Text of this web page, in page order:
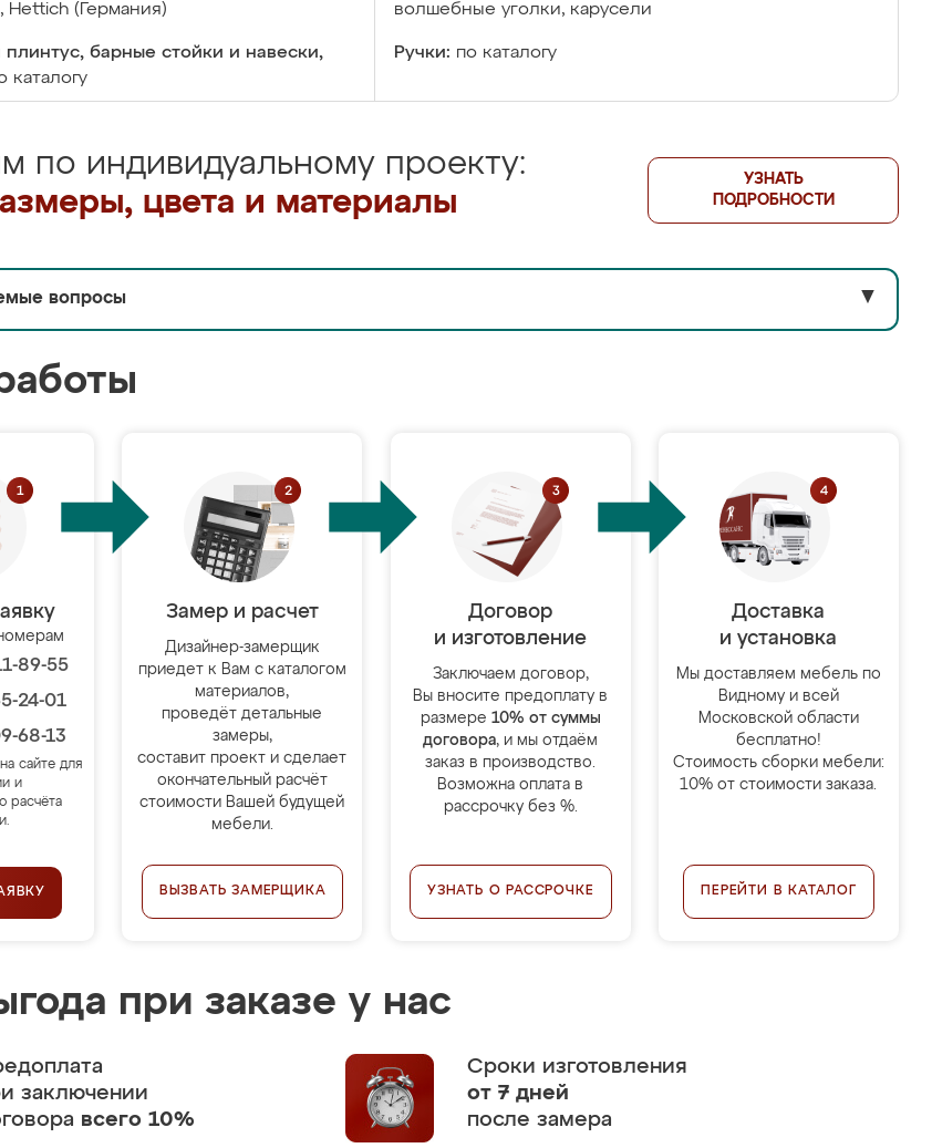
Hettich (Германия)
волшебные уголки, карусели
барные стойки и навески,
каталогу
Ручки: по каталогу
по индивидуальному проекту:
цвета и материалы
УЗНАТЬ
ПОДРОБНОСТИ
вопросы ▼
89-55
24-01
68-13
сайте для
и
расчёта
Замер и расчет
Дизайнер-замерщик
приедет к Вам с каталогом
материалов,
проведёт детальные
замеры,
составит проект и сделает
окончательный расчёт
стоимости Вашей будущей
мебели.
ВЫЗВАТЬ ЗАМЕРЩИКА
Договор
и изготовление
Заключаем договор,
Вы вносите предоплату в
размере 10% от суммы
договора, и мы отдаём
заказ в производство.
Возможна оплата в
рассрочку без %.
УЗНАТЬ О РАССРОЧКЕ
Доставка
и установка
Мы доставляем мебель по
Видному и всей
Московской области
бесплатно!
Стоимость сборки мебели:
10% от стоимости заказа.
ПЕРЕЙТИ В КАТАЛОГ
при заказе у нас
заключении
всего 10%
Сроки изготовления
от 7 дней
после замера